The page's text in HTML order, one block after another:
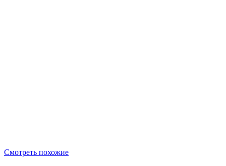
Смотреть похожие